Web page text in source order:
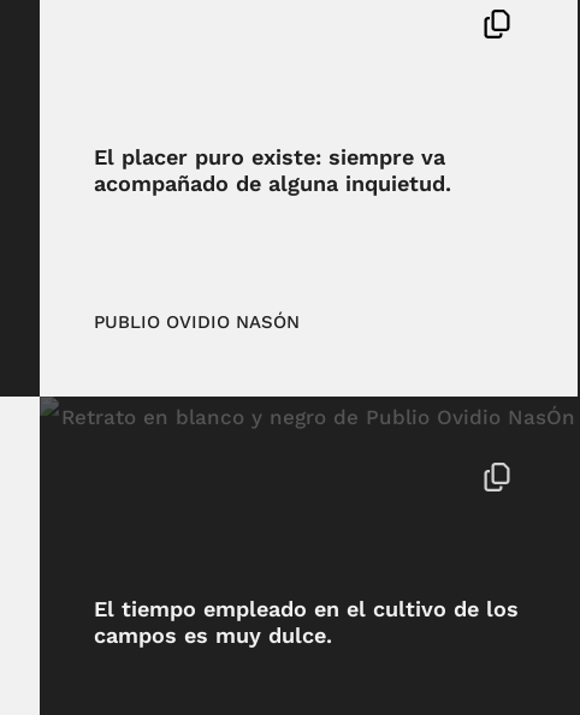
El placer puro existe: siempre va
acompañado de alguna inquietud.
PUBLIO OVIDIO NASÓN
El tiempo empleado en el cultivo de los
campos es muy dulce.